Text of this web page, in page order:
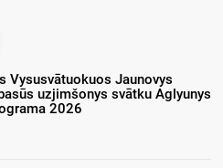
Vysusvātuokuos Jaunovys
uzjimšonys svātku Aglyunys
2026